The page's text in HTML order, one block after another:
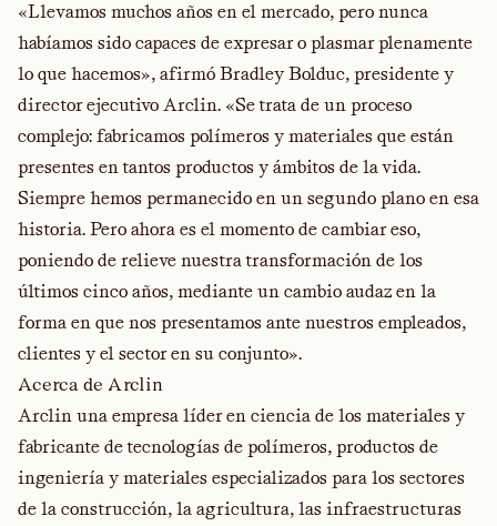
«Llevamos muchos años en el mercado, pero nunca
habíamos sido capaces de expresar o plasmar plenamente
lo que hacemos», afirmó Bradley Bolduc, presidente y
director ejecutivo Arclin. «Se trata de un proceso
complejo: fabricamos polímeros y materiales que están
presentes en tantos productos y ámbitos de la vida.
Siempre hemos permanecido en un segundo plano en esa
historia. Pero ahora es el momento de cambiar eso,
poniendo de relieve nuestra transformación de los
últimos cinco años, mediante un cambio audaz en la
forma en que nos presentamos ante nuestros empleados,
clientes y el sector en su conjunto».
Acerca de Arclin
Arclin una empresa líder en ciencia de los materiales y
fabricante de tecnologías de polímeros, productos de
ingeniería y materiales especializados para los sectores
de la construcción, la agricultura, las infraestructuras